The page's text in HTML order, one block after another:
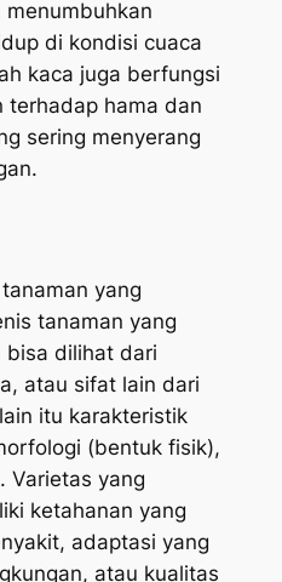
di kondisi cuaca
kaca juga berfungsi
terhadap hama dan
sering menyerang
yang
tanaman yang
bisa dilihat dari
atau sifat lain dari
itu karakteristik
(bentuk fisik),
Varietas yang
ketahanan yang
adaptasi yang
atau kualitas